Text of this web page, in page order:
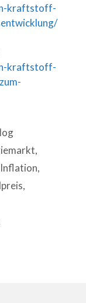
kraftstoff-
kraftstoff-
,
Inflation,
,